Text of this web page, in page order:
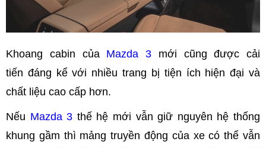
Khoang cabin của Mazda 3 mới cũng được cải
tiến đáng kể với nhiều trang bị tiện ích hiện đại và
chất liệu cao cấp hơn.
Nếu Mazda 3 thế hệ mới vẫn giữ nguyên hệ thống
khung gầm thì mảng truyền động của xe có thể vẫn